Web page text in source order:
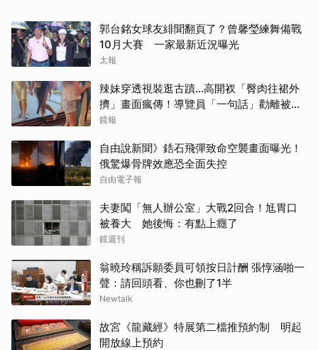
郭台銘女球友緋聞翻頁了？曾馨瑩練舞備戰
10月大賽 一家最新近況曝光
太報
辣妹穿透視裝逛古蹟…高開衩「臀肉往裙外
擠」畫面瘋傳！導覽員「一句話」勸離被狂
讚
鏡報
自由說新聞》鋯石飛彈致命空襲畫面曝光！
俄驚爆骨牌效應恐全面失控
自由電子報
夫妻闖「無人辦公室」大戰2回合！尪胃口
被養大 她後悔：有點上癮了
鏡週刊
翁曉玲稱訴願委員可領按日計酬 張惇涵啪一
聲：請回頭看、你也刪了1半
Newtalk
故宮《龍藏經》特展第二檔推預約制 明起
開放線上預約